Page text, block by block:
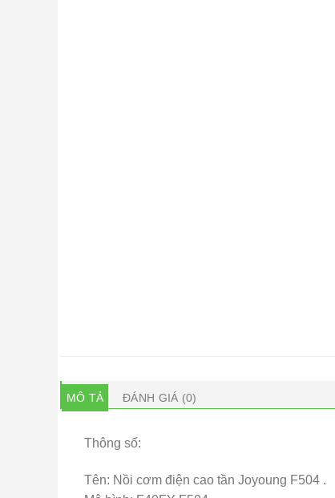
MÔ TẢ ĐÁNH GIÁ (0)
Thông số:
Tên: Nồi cơm điện cao tần Joyoung F504 .